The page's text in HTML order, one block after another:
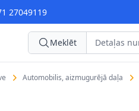
27049119
Meklēt
Automobilis, aizmugurējā daļa